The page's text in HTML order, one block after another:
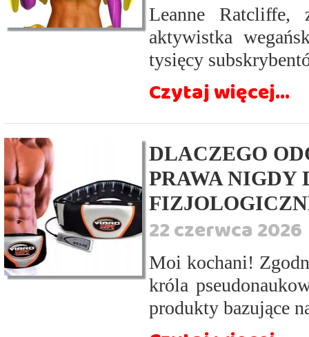
Leanne Ratcliffe,
aktywistka
tysięcy
Czytaj więcej...
DLACZEGO
PRAWA
22 czerwca 2026
Moi kochani!
króla
produkty bazujące